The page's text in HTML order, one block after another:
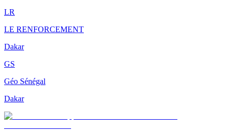
LR
LE RENFORCEMENT
Dakar
GS
Géo Sénégal
Dakar